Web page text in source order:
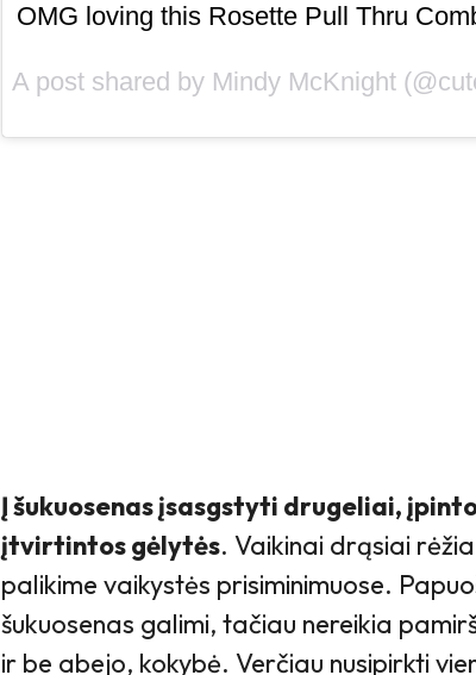
OMG loving this Rosette Pull Thru
A post shared by Mindy McKnight
Į šukuosenas įsasgstyti drugeliai,
įtvirtintos gėlytės. Vaikinai drąsiai
palikime vaikystės prisiminimuose.
šukuosenas galimi, tačiau nereikia
ir be abejo, kokybė. Verčiau nusipirkti